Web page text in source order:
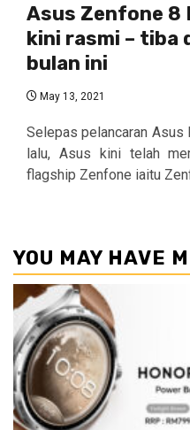
Asus Zenfone 8
kini rasmi – tiba
bulan ini
May 13, 2021
Selepas pelancaran Asus
lalu, Asus kini telah
flagship Zenfone iaitu
YOU MAY HAVE